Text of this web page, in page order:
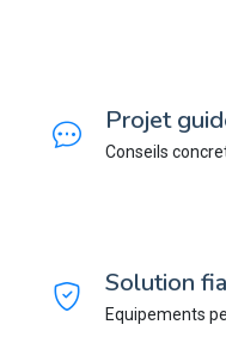
Projet
Conseils
Solution
Equipements